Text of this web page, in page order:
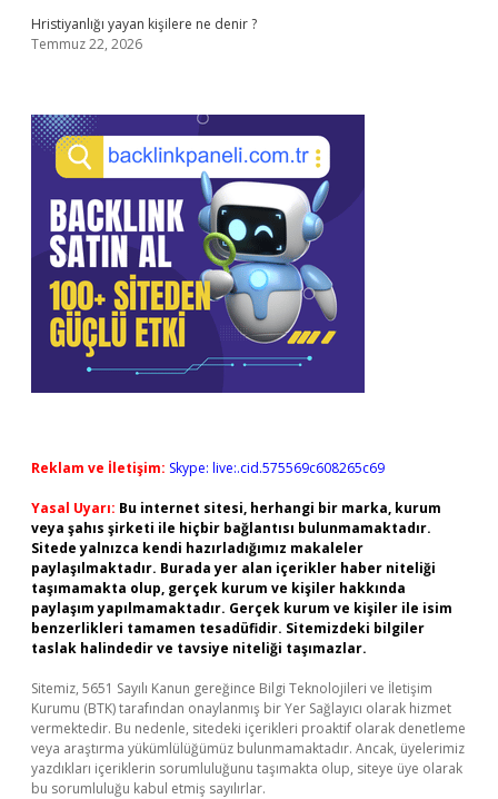
Hristiyanlığı yayan kişilere ne denir ?
Temmuz 22, 2026
Reklam ve İletişim: Skype: live:.cid.575569c608265c69
Yasal Uyarı: Bu internet sitesi, herhangi bir marka, kurum
veya şahıs şirketi ile hiçbir bağlantısı bulunmamaktadır.
Sitede yalnızca kendi hazırladığımız makaleler
paylaşılmaktadır. Burada yer alan içerikler haber niteliği
taşımamakta olup, gerçek kurum ve kişiler hakkında
paylaşım yapılmamaktadır. Gerçek kurum ve kişiler ile isim
benzerlikleri tamamen tesadüfidir. Sitemizdeki bilgiler
taslak halindedir ve tavsiye niteliği taşımazlar.
Sitemiz, 5651 Sayılı Kanun gereğince Bilgi Teknolojileri ve İletişim
Kurumu (BTK) tarafından onaylanmış bir Yer Sağlayıcı olarak hizmet
vermektedir. Bu nedenle, sitedeki içerikleri proaktif olarak denetleme
veya araştırma yükümlülüğümüz bulunmamaktadır. Ancak, üyelerimiz
yazdıkları içeriklerin sorumluluğunu taşımakta olup, siteye üye olarak
bu sorumluluğu kabul etmiş sayılırlar.